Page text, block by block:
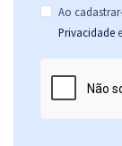
Ao
Privacidade